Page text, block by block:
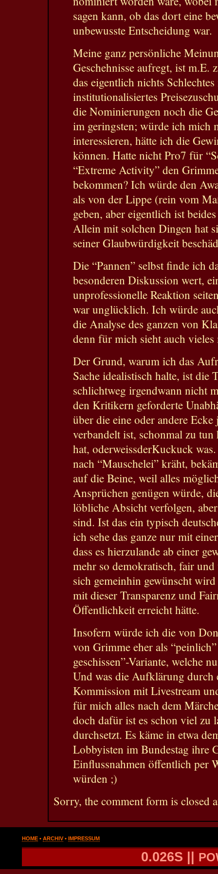
sagen kann, ob das dort eine
unbewusste Entscheidung war.
Meine ganz persönliche
Geschehnisse aufregt, ist m.E.
das eigentlich nichts
institutionalisiertes
die Nominierungen noch die
im geringsten; würde ich mich
interessieren, hätte ich die
können. Hatte nicht Pro7 für
“Extreme Activity” den
bekommen? Ich würde den
als von der Lippe (rein vom
geben, aber eigentlich ist
Allein mit solchen Dingen hat
seiner Glaubwürdigkeit
Die “Pannen” selbst finde ich
besonderen Diskussion wert,
unprofessionelle Reaktion
war unglücklich. Ich würde
die Analyse des ganzen von
denn für mich sieht auch vieles
Der Grund, warum ich das
Sache idealistisch halte, ist die
schlichtweg irgendwann nicht
den Kritikern geforderte
über die eine oder andere
verbandelt ist, schonmal zu tun
hat, oderweissderKuckuck
nach “Mauschelei” kräht,
auf die Beine, weil alles
Ansprüchen genügen würde,
löbliche Absicht verfolgen,
sind. Ist das ein typisch
ich sehe das ganze nur mit
dass es hierzulande ab einer
mehr so demokratisch, fair und
sich gemeinhin gewünscht
mit dieser Transparenz und
Öffentlichkeit erreicht hätte.
Insofern würde ich die von
von Grimme eher als
geschissen”-Variante, welche
Und was die Aufklärung durch
Kommission mit Livestream
für mich alles nach dem
doch dafür ist es schon viel zu
durchsetzt. Es käme in etwa
Lobbyisten im Bundestag ihre
Einflussnahmen öffentlich per
würden ;)
Sorry, the comment form is closed
HOME • ARCHIV• IMPRESSUM
0.026S ||